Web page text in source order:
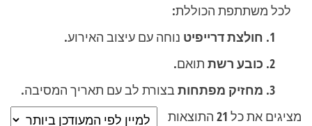
לכל משתתפת הכוללת:
חולצת דרייפיט נוחה עם עיצוב האירוע.
כובע רשת תואם.
מחזיק מפתחותבצורת לב עם תאריך המסיבה.
מציגים את כל ⁦21⁩ התוצאות
ממוין